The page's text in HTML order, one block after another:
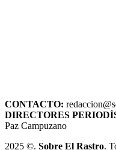
CONTACTO:
DIRECTORES
Paz Campuzano
2025 ©. Sobre El Rastro.